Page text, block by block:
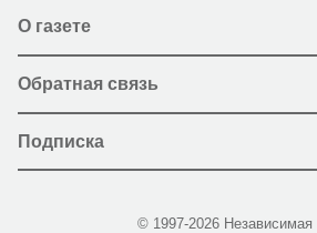
О газете
Обратная связь
Подписка
© 1997-2026 Независимая